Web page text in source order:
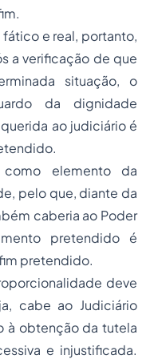
e real, portanto,
a verificação de que
situação, o
da dignidade
ao judiciário é
como elemento da
pelo que, diante da
caberia ao Poder
pretendido é
pretendido.
deve
cabe ao Judiciário
à obtenção da tutela
e injustificada.